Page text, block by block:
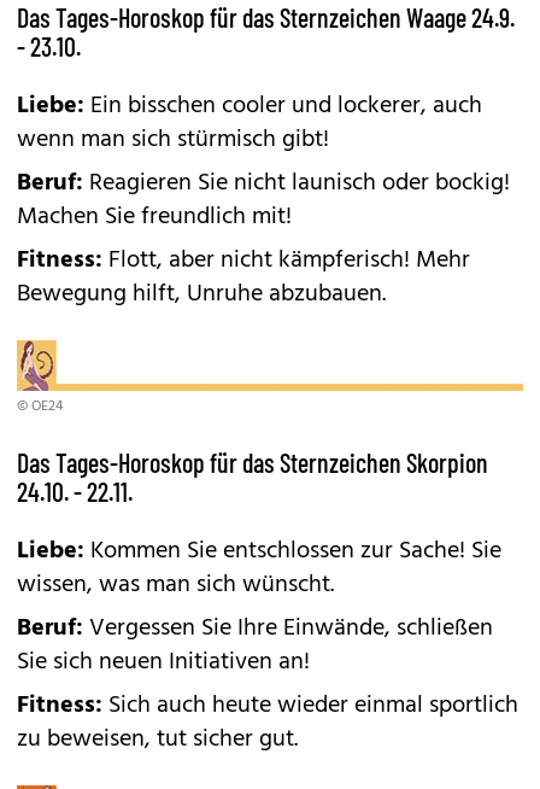
Das Tages-Horoskop für das Sternzeichen Waage 24.9.
- 23.10.
Liebe: Ein bisschen cooler und lockerer, auch
wenn man sich stürmisch gibt!
Beruf: Reagieren Sie nicht launisch oder bockig!
Machen Sie freundlich mit!
Fitness: Flott, aber nicht kämpferisch! Mehr
Bewegung hilft, Unruhe abzubauen.
© OE24
Das Tages-Horoskop für das Sternzeichen Skorpion
24.10. - 22.11.
Liebe: Kommen Sie entschlossen zur Sache! Sie
wissen, was man sich wünscht.
Beruf:Vergessen Sie Ihre Einwände, schließen
Sie sich neuen Initiativen an!
Fitness: Sich auch heute wieder einmal sportlich
zu beweisen, tut sicher gut.